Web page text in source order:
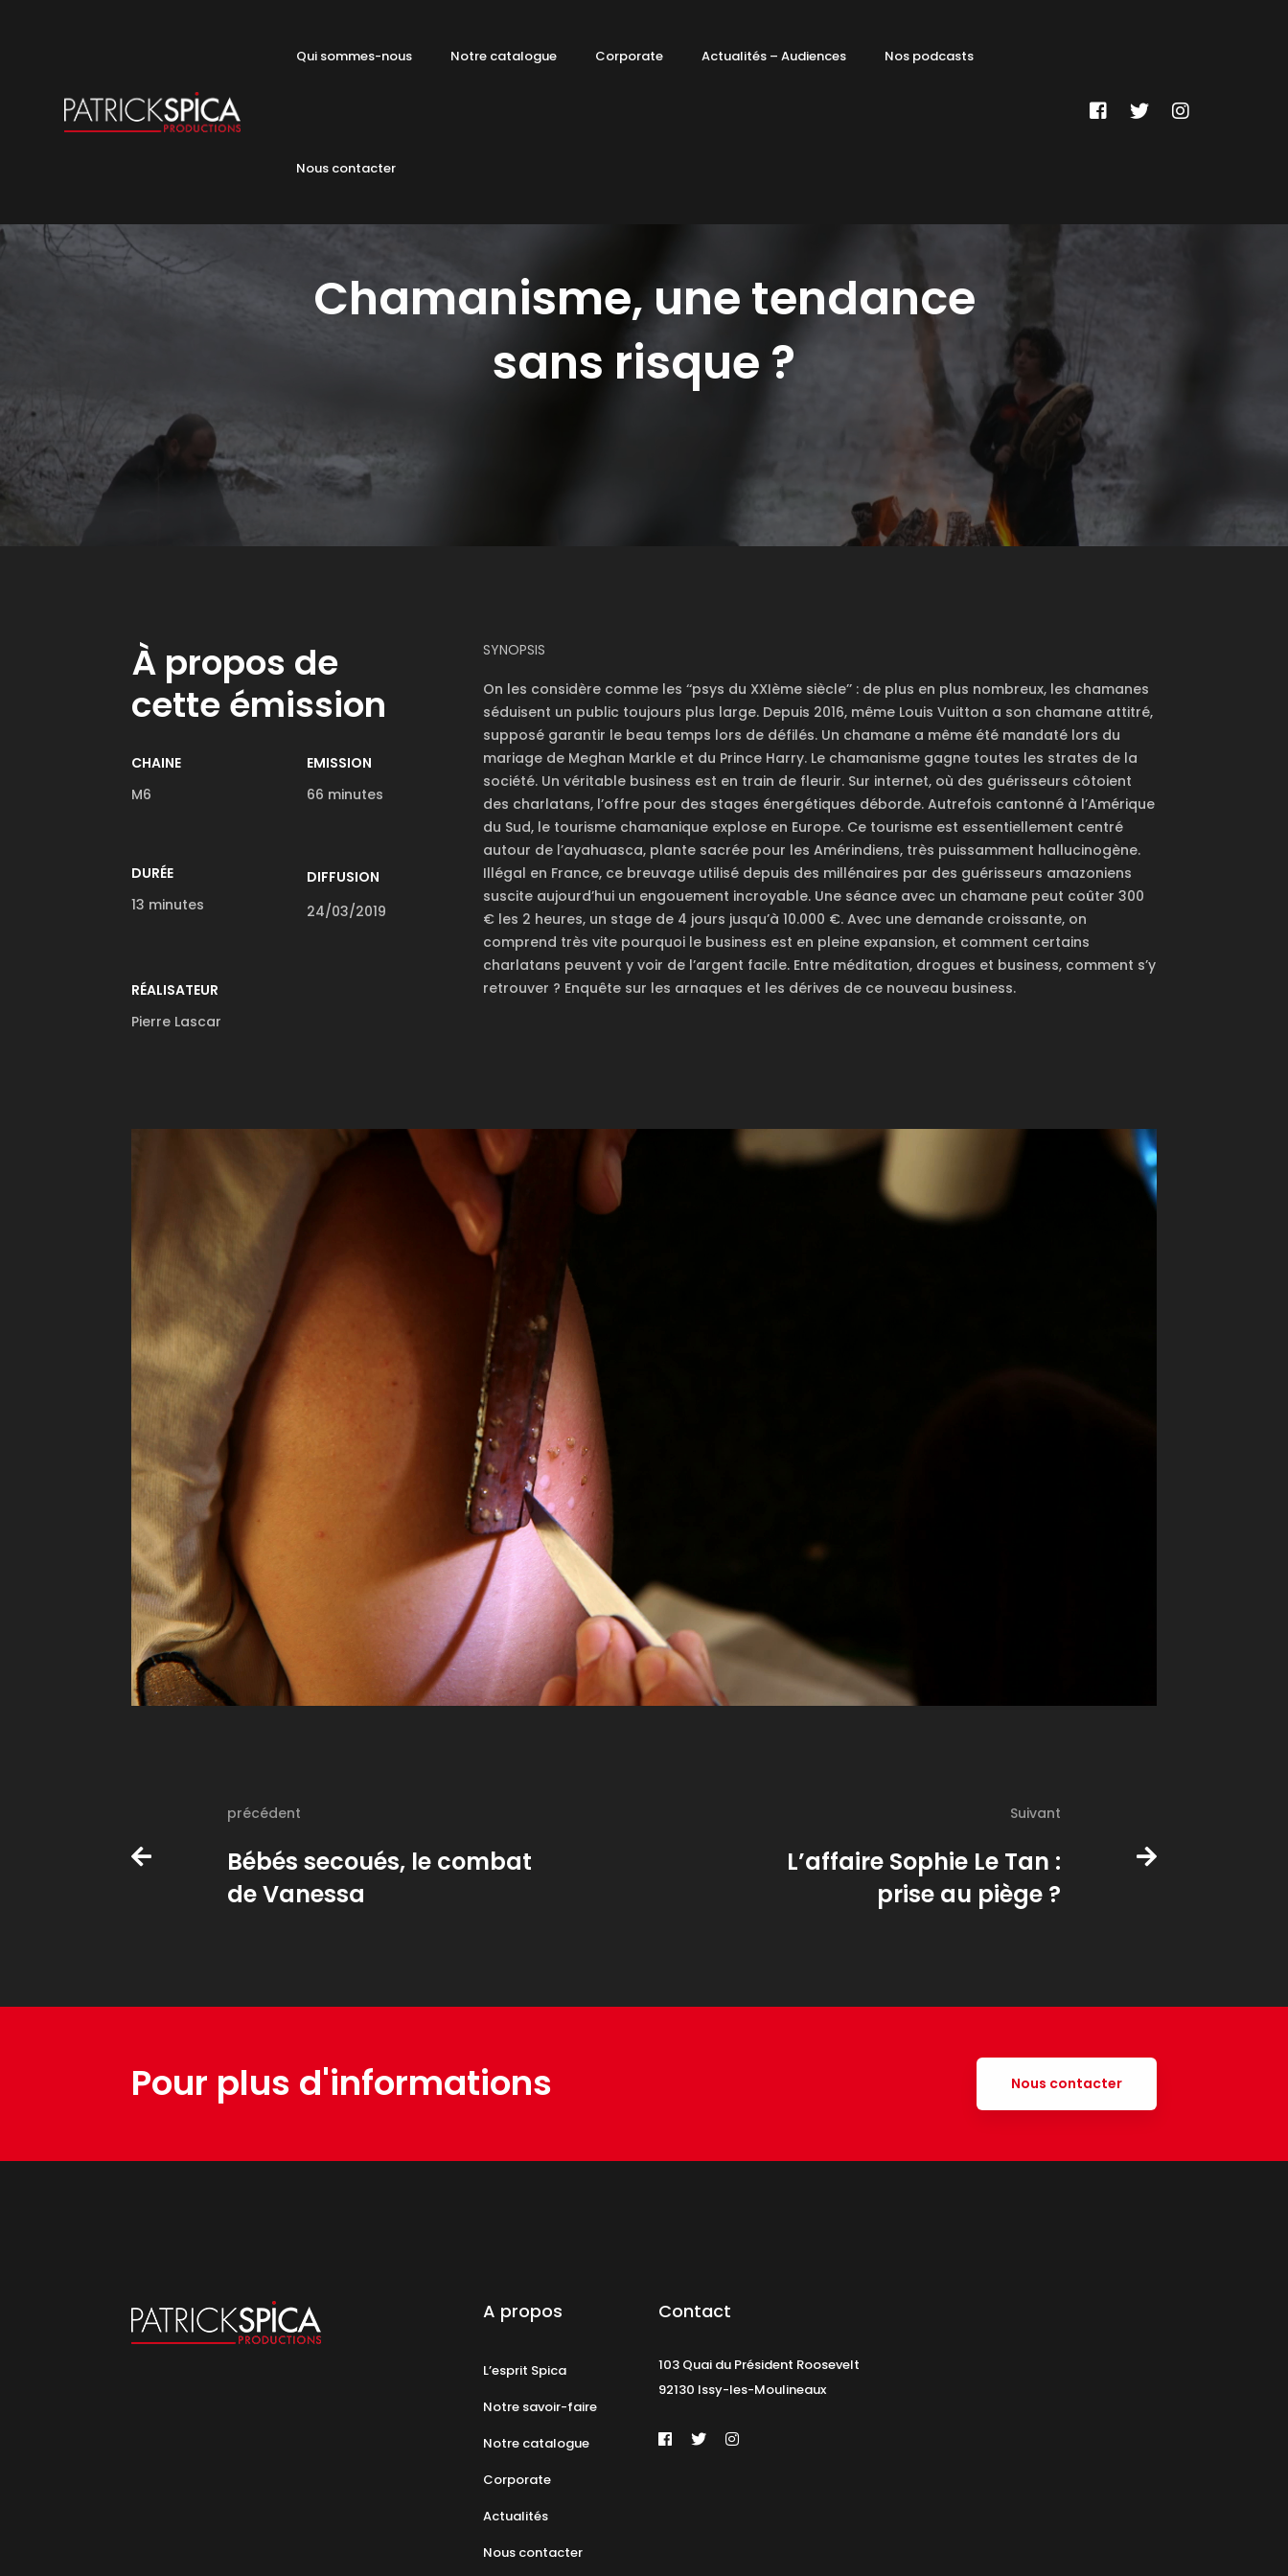
Qui sommes-nous Notre catalogue Corporate Actualités – Audiences Nos podcasts
Nous contacter
Chamanisme, une tendance
sans risque ?
À propos de
cette émission
CHAINE
M6
EMISSION
66 minutes
DURÉE
13 minutes
DIFFUSION
24/03/2019
RÉALISATEUR
Pierre Lascar
SYNOPSIS
On les considère comme les ‘‘psys du XXIème siècle’’ : de plus en plus nombreux, les chamanes
séduisent un public toujours plus large. Depuis 2016, même Louis Vuitton a son chamane attitré,
supposé garantir le beau temps lors de défilés. Un chamane a même été mandaté lors du
mariage de Meghan Markle et du Prince Harry. Le chamanisme gagne toutes les strates de la
société. Un véritable business est en train de fleurir. Sur internet, où des guérisseurs côtoient
des charlatans, l’offre pour des stages énergétiques déborde. Autrefois cantonné à l’Amérique
du Sud, le tourisme chamanique explose en Europe. Ce tourisme est essentiellement centré
autour de l’ayahuasca, plante sacrée pour les Amérindiens, très puissamment hallucinogène.
Illégal en France, ce breuvage utilisé depuis des millénaires par des guérisseurs amazoniens
suscite aujourd’hui un engouement incroyable. Une séance avec un chamane peut coûter 300
€ les 2 heures, un stage de 4 jours jusqu’à 10.000 €. Avec une demande croissante, on
comprend très vite pourquoi le business est en pleine expansion, et comment certains
charlatans peuvent y voir de l’argent facile. Entre méditation, drogues et business, comment s’y
retrouver ? Enquête sur les arnaques et les dérives de ce nouveau business.
précédent
Bébés secoués, le combat
de Vanessa
Suivant
L’affaire Sophie Le Tan :
prise au piège ?
Pour plus d'informations Nous contacter
A propos
L’esprit Spica
Notre savoir-faire
Notre catalogue
Corporate
Actualités
Nous contacter
Contact
103 Quai du Président Roosevelt
92130 Issy-les-Moulineaux